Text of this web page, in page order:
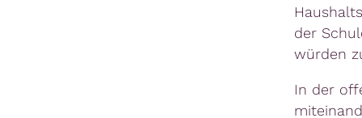
der
würden
In der